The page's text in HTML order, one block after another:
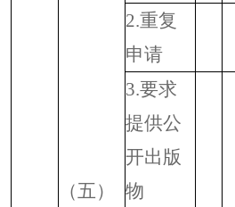
（五）
2.重复
申请
3.要求
提供公
开出版
物